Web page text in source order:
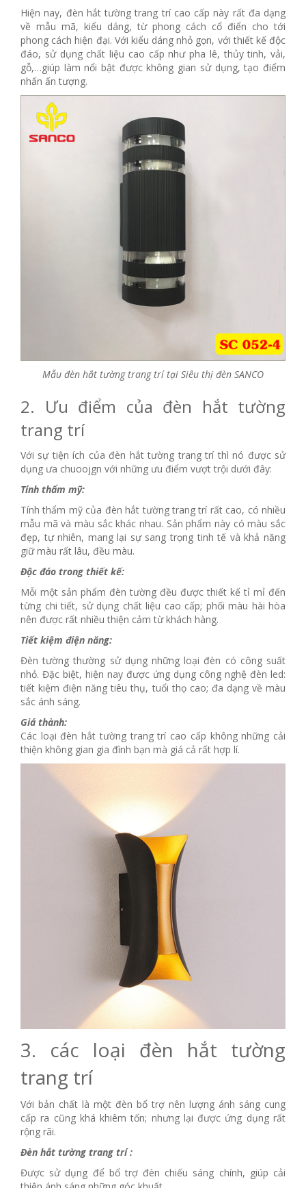
Hiện nay, đèn hắt tường trang trí cao cấp này rất đa dạng
về mẫu mã, kiểu dáng, từ phong cách cổ điển cho tới
phong cách hiện đại. Với kiểu dáng nhỏ gọn, với thiết kế độc
đáo, sử dụng chất liệu cao cấp như pha lê, thủy tinh, vải,
gỗ,…giúp làm nổi bật được không gian sử dụng, tạo điểm
nhấn ấn tượng.
Mẫu đèn hắt tường trang trí tại Siêu thị đèn SANCO
2. Ưu điểm của đèn hắt tường
trang trí
Với sự tiện ích của đèn hắt tường trang trí thì nó được sử
dụng ưa chuoojgn với những ưu điểm vượt trội dưới đây:
Tính thẩm mỹ:
Tính thẩm mỹ của đèn hắt tường trang trí rất cao, có nhiều
mẫu mã và màu sắc khác nhau. Sản phẩm này có màu sắc
đẹp, tự nhiên, mang lại sự sang trọng tinh tế và khả năng
giữ màu rất lâu, đều màu.
Độc đáo trong thiết kế:
Mỗi một sản phẩm đèn tường đều được thiết kế tỉ mỉ đến
từng chi tiết, sử dụng chất liệu cao cấp; phối màu hài hòa
nên được rất nhiều thiện cảm từ khách hàng.
Tiết kiệm điện năng:
Đèn tường thường sử dụng những loại đèn có công suất
nhỏ. Đặc biệt, hiện nay được ứng dụng công nghệ đèn led:
tiết kiệm điện năng tiêu thụ, tuổi thọ cao; đa dạng về màu
sắc ánh sáng.
Giá thành:
Các loại đèn hắt tường trang trí cao cấp không những cải
thiện không gian gia đình bạn mà giá cả rất hợp lí.
3. các loại đèn hắt tường
trang trí
Với bản chất là một đèn bổ trợ nên lượng ánh sáng cung
cấp ra cũng khá khiêm tốn; nhưng lại được ứng dụng rất
rộng rãi.
Đèn hắt tường trang trí :
Được sử dụng để bổ trợ đèn chiếu sáng chính, giúp cải